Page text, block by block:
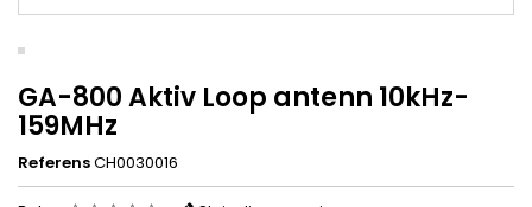
GA-800 Aktiv Loop antenn 10kHz-
159MHz
ReferensCH0030016